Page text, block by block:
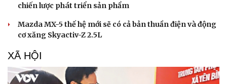
Dinh dưỡng - món ngon
Cây thuốc
Sản phụ khoa
Blog
Tình yêu - Gia đình
chiến lược phát triển sản phẩm
Mazda MX-5 thế hệ mới sẽ có cả bản thuần điện và động
cơ xăng Skyactiv-Z 2.5L
XÃ HỘI